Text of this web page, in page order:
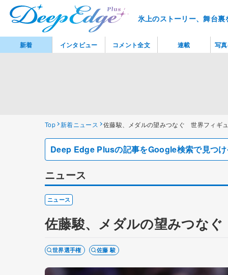
氷上のストーリー、舞台
Top 新着ニュース 佐藤駿、メダルの望みつなぐ 世界フィ
Deep Edge Plusの記事をGoogle検索で見つ
ニュース
ニュース
佐藤駿、メダルの望みつな
世界選手権 佐藤 駿
新着 インタビュー コメント全文 連載 写